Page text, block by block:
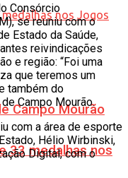
Campo Mourão
33 medalhas nos
Consórcio
se reuniu com o
Estado da Saúde,
reivindicações
e região: “Foi uma
que teremos um
também do
Campo Mourão.
com a área de esporte
Hélio Wirbinski,
Digital, com o